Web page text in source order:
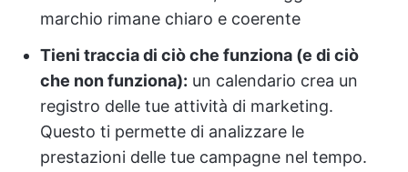
marchio rimane chiaro e coerente
Tieni traccia di ciò che funziona (e di ciò
che non funziona): un calendario crea un
registro delle tue attività di marketing.
Questo ti permette di analizzare le
prestazioni delle tue campagne nel tempo.